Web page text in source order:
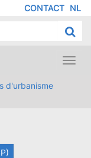
NL
CONTACT
d'urbanisme